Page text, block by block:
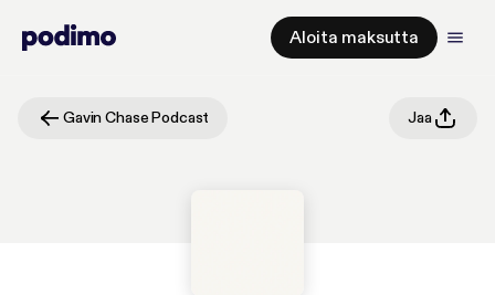
Aloita maksutta
Gavin Chase Podcast Jaa